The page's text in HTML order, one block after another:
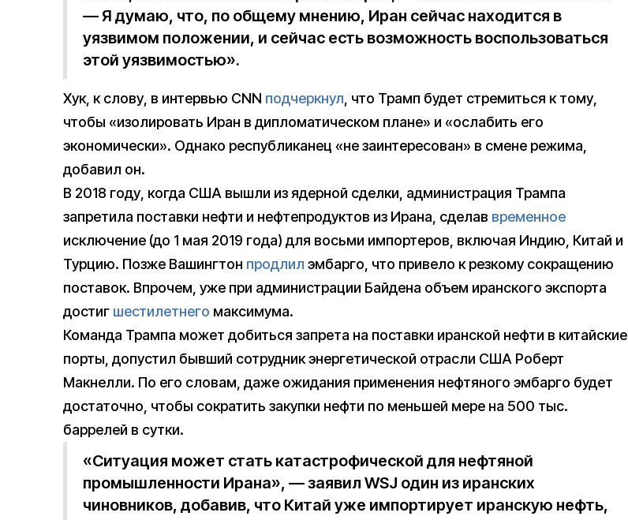
— Я думаю, что, по общему мнению, Иран сейчас находится в
уязвимом положении, и сейчас есть возможность воспользоваться
этой уязвимостью».
Хук, к слову, в интервью CNN подчеркнул, что Трамп будет стремиться к тому,
чтобы «изолировать Иран в дипломатическом плане» и «ослабить его
экономически». Однако республиканец «не заинтересован» в смене режима,
добавил он.
В 2018 году, когда США вышли из ядерной сделки, администрация Трампа
запретила поставки нефти и нефтепродуктов из Ирана, сделав временное
исключение (до 1 мая 2019 года) для восьми импортеров, включая Индию, Китай и
Турцию. Позже Вашингтон продлил эмбарго, что привело к резкому сокращению
поставок. Впрочем, уже при администрации Байдена объем иранского экспорта
достиг шестилетнего максимума.
Команда Трампа может добиться запрета на поставки иранской нефти в китайские
порты, допустил бывший сотрудник энергетической отрасли США Роберт
Макнелли. По его словам, даже ожидания применения нефтяного эмбарго будет
достаточно, чтобы сократить закупки нефти по меньшей мере на 500 тыс.
баррелей в сутки.
«Ситуация может стать катастрофической для нефтяной
промышленности Ирана», — заявил WSJ один из иранских
чиновников, добавив, что Китай уже импортирует иранскую нефть,